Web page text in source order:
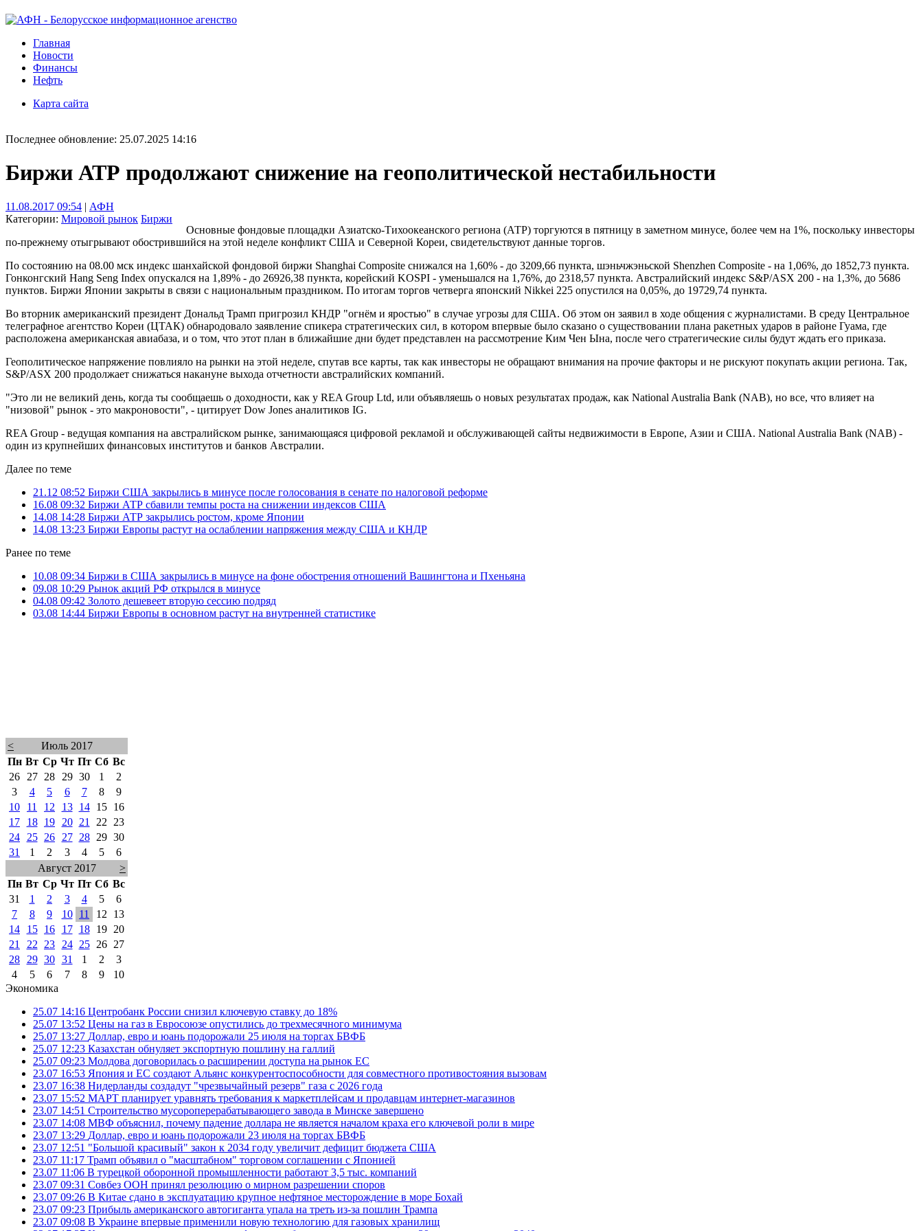
Главная
Новости
Финансы
Нефть
Карта сайта
Последнее обновление: 25.07.2025 14:16
Биржи АТР продолжают снижение на геополитической нестабильности
11.08.2017 09:54 | АФН
Категории: Мировой рынок Биржи
Основные фондовые площадки Азиатско-Тихоокеанского региона (АТР) торгуются в пятницу в заметном минусе, более чем на 1%, поскольку инвесторы
по-прежнему отыгрывают обострившийся на этой неделе конфликт США и Северной Кореи, свидетельствуют данные торгов.
По состоянию на 08.00 мск индекс шанхайской фондовой биржи Shanghai Composite снижался на 1,60% - до 3209,66 пункта, шэньчжэньской Shenzhen Composite - на 1,06%, до 1852,73 пункта.
Гонконгский Hang Seng Index опускался на 1,89% - до 26926,38 пункта, корейский KOSPI - уменьшался на 1,76%, до 2318,57 пункта. Австралийский индекс S&P/ASX 200 - на 1,3%, до 5686
пунктов. Биржи Японии закрыты в связи с национальным праздником. По итогам торгов четверга японский Nikkei 225 опустился на 0,05%, до 19729,74 пункта.
Во вторник американский президент Дональд Трамп пригрозил КНДР "огнём и яростью" в случае угрозы для США. Об этом он заявил в ходе общения с журналистами. В среду Центральное
телеграфное агентство Кореи (ЦТАК) обнародовало заявление спикера стратегических сил, в котором впервые было сказано о существовании плана ракетных ударов в районе Гуама, где
расположена американская авиабаза, и о том, что этот план в ближайшие дни будет представлен на рассмотрение Ким Чен Ына, после чего стратегические силы будут ждать его приказа.
Геополитическое напряжение повлияло на рынки на этой неделе, спутав все карты, так как инвесторы не обращают внимания на прочие факторы и не рискуют покупать акции региона. Так,
S&P/ASX 200 продолжает снижаться накануне выхода отчетности австралийских компаний.
"Это ли не великий день, когда ты сообщаешь о доходности, как у REA Group Ltd, или объявляешь о новых результатах продаж, как National Australia Bank (NAB), но все, что влияет на
"низовой" рынок - это макроновости", - цитирует Dow Jones аналитиков IG.
REA Group - ведущая компания на австралийском рынке, занимающаяся цифровой рекламой и обслуживающей сайты недвижимости в Европе, Азии и США. National Australia Bank (NAB) -
один из крупнейших финансовых институтов и банков Австралии.
Далее по теме
21.12 08:52 Биржи США закрылись в минусе после голосования в сенате по налоговой реформе
16.08 09:32 Биржи АТР сбавили темпы роста на снижении индексов США
14.08 14:28 Биржи АТР закрылись ростом, кроме Японии
14.08 13:23 Биржи Европы растут на ослаблении напряжения между США и КНДР
Ранее по теме
10.08 09:34 Биржи в США закрылись в минусе на фоне обострения отношений Вашингтона и Пхеньяна
09.08 10:29 Рынок акций РФ открылся в минусе
04.08 09:42 Золото дешевеет вторую сессию подряд
03.08 14:44 Биржи Европы в основном растут на внутренней статистике
<
Июль 2017
Пн Вт Ср Чт Пт Сб Вс
26
27 28 29 30 1
2
3
4 5 6 7 8
9
10
11 12 13 14 15
16
17
18 19 20 21 22
23
24
25 26 27 28 29 30
31
1 2 3 4 5
6
Август 2017
>
Пн Вт Ср Чт Пт Сб Вс
31
1 2 3 4 5
6
7
8 9 10 11 12
13
14
15 16 17 18 19
20
21
22 23 24 25 26
27
28
29 30 31 1 2
3
4
5 6 7 8 9
10
Экономика
25.07 14:16 Центробанк России снизил ключевую ставку до 18%
25.07 13:52 Цены на газ в Евросоюзе опустились до трехмесячного минимума
25.07 13:27 Доллар, евро и юань подорожали 25 июля на торгах БВФБ
25.07 12:23 Казахстан обнуляет экспортную пошлину на галлий
25.07 09:23 Молдова договорилась о расширении доступа на рынок ЕС
23.07 16:53 Япония и ЕС создают Альянс конкурентоспособности для совместного противостояния вызовам
23.07 16:38 Нидерланды создадут "чрезвычайный резерв" газа с 2026 года
23.07 15:52 МАРТ планирует уравнять требования к маркетплейсам и продавцам интернет-магазинов
23.07 14:51 Строительство мусороперерабатывающего завода в Минске завершено
23.07 14:08 МВФ объяснил, почему падение доллара не является началом краха его ключевой роли в мире
23.07 13:29 Доллар, евро и юань подорожали 23 июля на торгах БВФБ
23.07 12:51 "Большой красивый" закон к 2034 году увеличит дефицит бюджета США
23.07 11:17 Трамп объявил о "масштабном" торговом соглашении с Японией
23.07 11:06 В турецкой оборонной промышленности работают 3,5 тыс. компаний
23.07 09:31 Совбез ООН принял резолюцию о мирном разрешении споров
23.07 09:26 В Китае сдано в эксплуатацию крупное нефтяное месторождение в море Бохай
23.07 09:23 Прибыль американского автогиганта упала на треть из-за пошлин Трампа
23.07 09:08 В Украине впервые применили новую технологию для газовых хранилищ